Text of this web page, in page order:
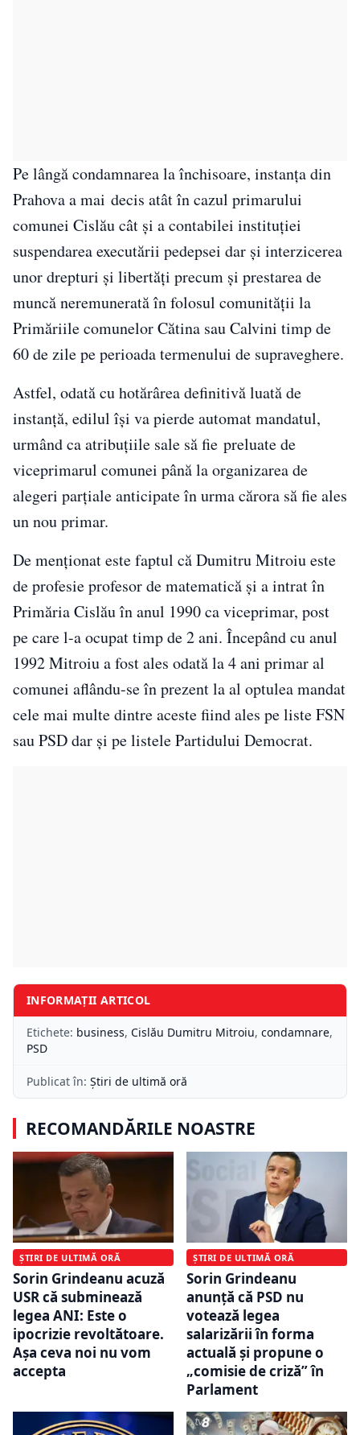
Pe lângă condamnarea la închisoare, instanța din
Prahova a mai decis atât în cazul primarului
comunei Cislău cât şi a contabilei instituţiei
suspendarea executării pedepsei dar şi interzicerea
unor drepturi şi libertăţi precum şi prestarea de
muncă neremunerată în folosul comunităţii la
Primăriile comunelor Cătina sau Calvini timp de
60 de zile pe perioada termenului de supraveghere.
Astfel, odată cu hotărârea definitivă luată de
instanță, edilul își va pierde automat mandatul,
urmând ca atribuțiile sale să fie preluate de
viceprimarul comunei până la organizarea de
alegeri parţiale anticipate în urma cărora să fie ales
un nou primar.
De menționat este faptul că Dumitru Mitroiu este
de profesie profesor de matematică şi a intrat în
Primăria Cislău în anul 1990 ca viceprimar, post
pe care l-a ocupat timp de 2 ani. Începând cu anul
1992 Mitroiu a fost ales odată la 4 ani primar al
comunei aflându-se în prezent la al optulea mandat
cele mai multe dintre aceste fiind ales pe liste FSN
sau PSD dar şi pe listele Partidului Democrat.
INFORMAȚII ARTICOL
Etichete: business, Cislău Dumitru Mitroiu, condamnare,
PSD
Publicat în: Știri de ultimă oră
RECOMANDĂRILE NOASTRE
ȘTIRI DE ULTIMĂ ORĂ
Sorin Grindeanu acuză
USR că subminează
legea ANI: Este o
ipocrizie revoltătoare.
Aşa ceva noi nu vom
accepta
ȘTIRI DE ULTIMĂ ORĂ
Sorin Grindeanu
anunță că PSD nu
votează legea
salarizării în forma
actuală și propune o
„comisie de criză” în
Parlament